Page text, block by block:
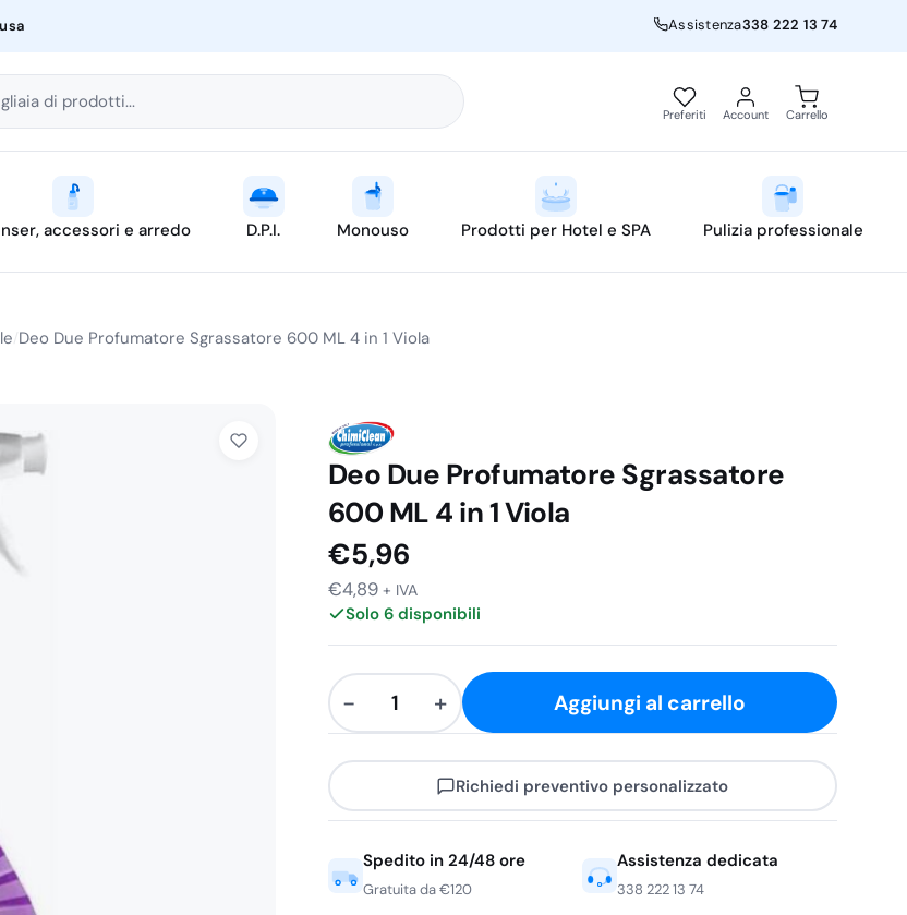
Assistenza338 222 13 74
di prodotti...
Preferiti Account Carrello
accessori e arredo D.P.I. Monouso Prodotti per Hotel e SPA Pulizia professionale
Deo Due Profumatore Sgrassatore 600 ML 4 in 1 Viola
Deo Due Profumatore Sgrassatore
600 ML 4 in 1 Viola
€5,96
€4,89 + IVA
Solo 6 disponibili
Deo
Profumatore
Sgrassatore
4
− + Aggiungi al carrello
Richiedi preventivo personalizzato
Spedito in 24/48 ore
Gratuita da €120
Assistenza dedicata
338 222 13 74